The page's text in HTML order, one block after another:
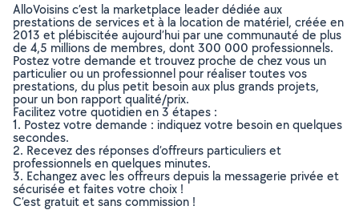
AlloVoisins c’est la marketplace leader dédiée aux
prestations de services et à la location de matériel, créée en
2013 et plébiscitée aujourd’hui par une communauté de plus
de 4,5 millions de membres, dont 300 000 professionnels.
Postez votre demande et trouvez proche de chez vous un
particulier ou un professionnel pour réaliser toutes vos
prestations, du plus petit besoin aux plus grands projets,
pour un bon rapport qualité/prix.
Facilitez votre quotidien en 3 étapes :
1. Postez votre demande : indiquez votre besoin en quelques
secondes.
2. Recevez des réponses d’offreurs particuliers et
professionnels en quelques minutes.
3. Echangez avec les offreurs depuis la messagerie privée et
sécurisée et faites votre choix !
C’est gratuit et sans commission !